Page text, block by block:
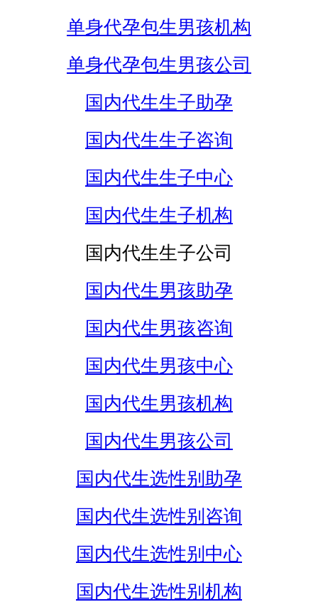
单身代孕包生男孩机构
单身代孕包生男孩公司
国内代生生子助孕
国内代生生子咨询
国内代生生子中心
国内代生生子机构
国内代生生子公司
国内代生男孩助孕
国内代生男孩咨询
国内代生男孩中心
国内代生男孩机构
国内代生男孩公司
国内代生选性别助孕
国内代生选性别咨询
国内代生选性别中心
国内代生选性别机构